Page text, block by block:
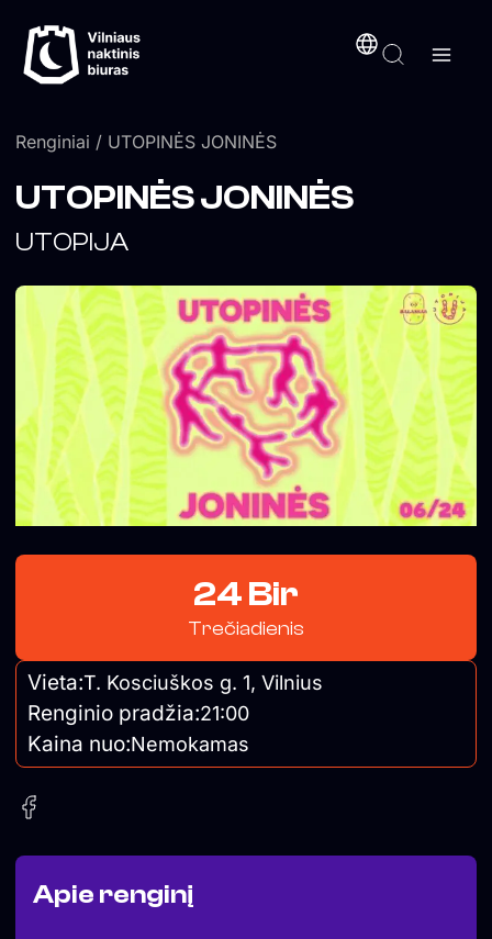
prie
turinio
Renginiai / UTOPINĖS JONINĖS
Apie renginį
UTOPINĖS JONINĖS
UTOPIJA
24 Bir
Trečiadienis
Vieta:T. Kosciuškos g. 1, Vilnius
Renginio pradžia:21:00
Kaina nuo:Nemokamas